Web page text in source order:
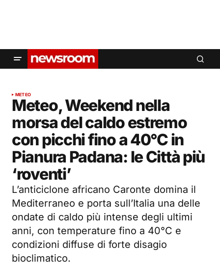
METEO
Meteo, Weekend nella
morsa del caldo estremo
con picchi fino a 40°C in
Pianura Padana: le Città più
‘roventi’
L’anticiclone africano Caronte domina il
Mediterraneo e porta sull’Italia una delle
ondate di caldo più intense degli ultimi
anni, con temperature fino a 40°C e
condizioni diffuse di forte disagio
bioclimatico.